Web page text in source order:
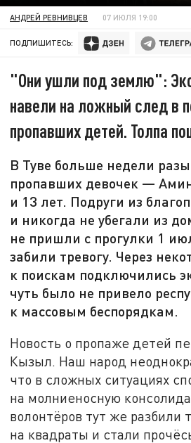
АНДРЕЙ РЕВНИВЦЕВ 07 ИЮЛЯ 19:00
ПОДПИШИТЕСЬ:
"Они ушли под землю":
навели на ложный след в
пропавших детей. Толпа
В Туве больше недели
пропавших девочек —
и 13 лет. Подруги из
и никогда не убегали из
не пришли с прогулки 1
забили тревогу. Через
к поискам подключились
чуть было не привело
к массовым беспорядкам.
Новость о пропаже детей
Кызыл. Наш народ
что в сложных ситуациях
на молниеносную
волонтёров тут же разбили
на квадраты и стали